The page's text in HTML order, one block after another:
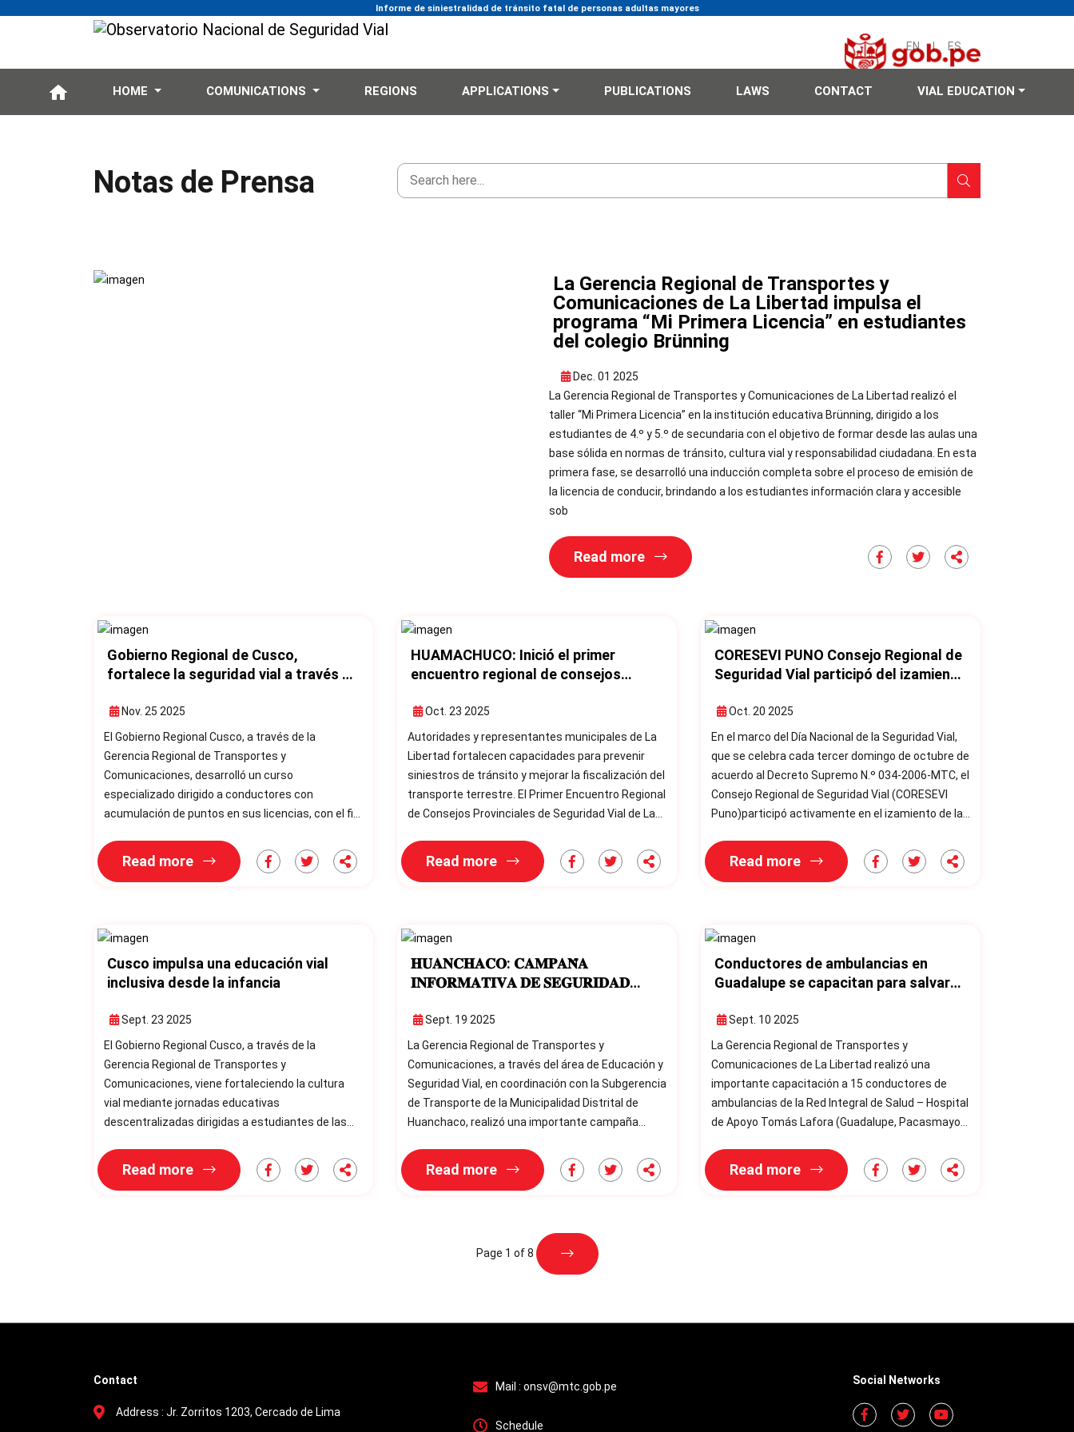
Informe de siniestralidad de tránsito fatal de personas adultas mayores
EN | ES
HOME COMUNICATIONS REGIONS APPLICATIONS PUBLICATIONS LAWS CONTACT VIAL EDUCATION
Notas de Prensa
La Gerencia Regional de Transportes y
Comunicaciones de La Libertad impulsa el
programa “Mi Primera Licencia” en estudiantes
del colegio Brünning
Dec. 01 2025
La Gerencia Regional de Transportes y Comunicaciones de La Libertad realizó el
taller “Mi Primera Licencia” en la institución educativa Brünning, dirigido a los
estudiantes de 4.º y 5.º de secundaria con el objetivo de formar desde las aulas una
base sólida en normas de tránsito, cultura vial y responsabilidad ciudadana. En esta
primera fase, se desarrolló una inducción completa sobre el proceso de emisión de
la licencia de conducir, brindando a los estudiantes información clara y accesible
sob
Read more
Gobierno Regional de Cusco,
fortalece la seguridad vial a través de
por infracciones de tránsito
Nov. 25 2025
El Gobierno Regional Cusco, a través de la
Gerencia Regional de Transportes y
Comunicaciones, desarrolló un curso
especializado dirigido a conductores con
acumulación de puntos en sus licencias, con el fin
conducción responsable y reducir el riesgo de
siniestros en la región. El Gobierno Regional Cusco,
la Defensiva y Reducción de Puntos por
Infracciones
Read more
HUAMACHUCO: Inició el primer
encuentro regional de consejos
Oct. 23 2025
Autoridades y representantes municipales de La
Libertad fortalecen capacidades para prevenir
siniestros de tránsito y mejorar la fiscalización del
transporte terrestre. El Primer Encuentro Regional
de Consejos Provinciales de Seguridad Vial de La
Consejos Provinciales de Seguridad Vial de toda la
gobiernos locales para p
Read more
CORESEVI PUNO Consejo Regional de
Seguridad Vial participó del izamiento
conmemorativo por el día nacional de
la seguridad vial
Oct. 20 2025
En el marco del Día Nacional de la Seguridad Vial,
que se celebra cada tercer domingo de octubre de
acuerdo al Decreto Supremo N.º 034-2006-MTC, el
Consejo Regional de Seguridad Vial (CORESEVI
Puno)participó activamente en el izamiento de la
conmemorativo desarrollado en la Plaza Mayor de
la ciudad de Puno. La ceremonia fue presidida por
CORESEVI Puno, Ing. Beto Ángel Portil
Read more
Cusco impulsa una educación vial
inclusiva desde la infancia
Sept. 23 2025
El Gobierno Regional Cusco, a través de la
Gerencia Regional de Transportes y
Comunicaciones, viene fortaleciendo la cultura
vial mediante jornadas educativas
descentralizadas dirigidas a estudiantes de las
de la Semana de la Educación Vial. En este
contexto, se llevó a cabo la reapertura oficial del
Read more
𝐇𝐔𝐀𝐍𝐂𝐇𝐀𝐂𝐎: 𝐂𝐀𝐌𝐏𝐀𝐍̃𝐀
𝐈𝐍𝐅𝐎𝐑𝐌𝐀𝐓𝐈𝐕𝐀 𝐃𝐄 𝐒𝐄𝐆𝐔𝐑𝐈𝐃𝐀𝐃
Sept. 19 2025
La Gerencia Regional de Transportes y
Comunicaciones, a través del área de Educación y
Seguridad Vial, en coordinación con la Subgerencia
de Transporte de la Municipalidad Distrital de
Huanchaco, realizó una importante campaña
Milagro. La actividad tuvo como objetivo principal
Read more
Conductores de ambulancias en
Guadalupe se capacitan para salvar
responsabilidad
Sept. 10 2025
La Gerencia Regional de Transportes y
Comunicaciones de La Libertad realizó una
importante capacitación a 15 conductores de
ambulancias de la Red Integral de Salud – Hospital
de Apoyo Tomás Lafora (Guadalupe, Pacasmayo).
seguridad vial. * Prevención de accidentes de
Read more
Page 1 of 8
Contact
Address : Jr. Zorritos 1203, Cercado de Lima
Mail : onsv@mtc.gob.pe
Schedule
Social Networks